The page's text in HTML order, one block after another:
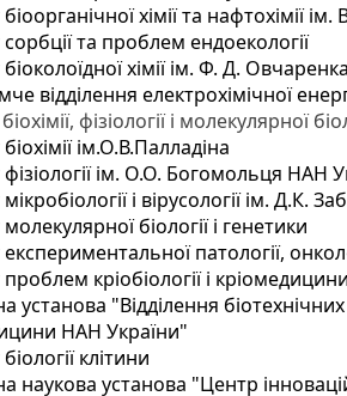
хімії та нафтохімії
сорбції та проблем ендоекології
біоколоїдної хімії ім. Ф. Д.
відділення електрохімічної
фізіології і молекулярної
ім.О.В.Палладіна
фізіології ім. О.О. Богомольця НАН
мікробіології і вірусології ім. Д.К.
молекулярної біології і генетики
експериментальної патології,
проблем кріобіології і
установа "Відділення
НАН України"
клітини
наукова установа "Центр